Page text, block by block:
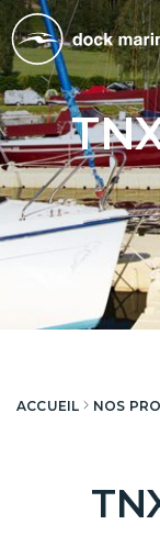
ACCUEIL NOS